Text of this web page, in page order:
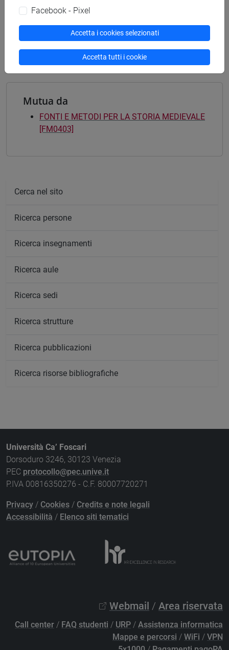
[FM9] STORIA DELLE ARTI E CONSERVAZIONE
medievale e bizantino
Mutua da
FONTI E METODI PER LA STORIA MEDIEVALE
[FM0403]
Cerca nel sito
Ricerca persone
Ricerca insegnamenti
Ricerca aule
Ricerca sedi
Ricerca strutture
Ricerca pubblicazioni
Ricerca risorse bibliografiche
Università Ca’ Foscari
Dorsoduro 3246, 30123 Venezia
PEC protocollo@pec.unive.it
P.IVA 00816350276 - C.F. 80007720271
Privacy / Cookies / Credits e note legali
Accessibilità / Elenco siti tematici
Webmail / Area riservata
Call center / FAQ studenti / URP / Assistenza informatica
Mappe e percorsi / WiFi / VPN
Facebook - Pixel
Accetta i cookies selezionati
Accetta tutti i cookie